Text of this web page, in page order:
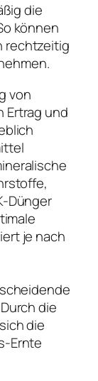
die
können
rechtzeitig
von
Ertrag und
Dünger
je nach
die
die
Ernte